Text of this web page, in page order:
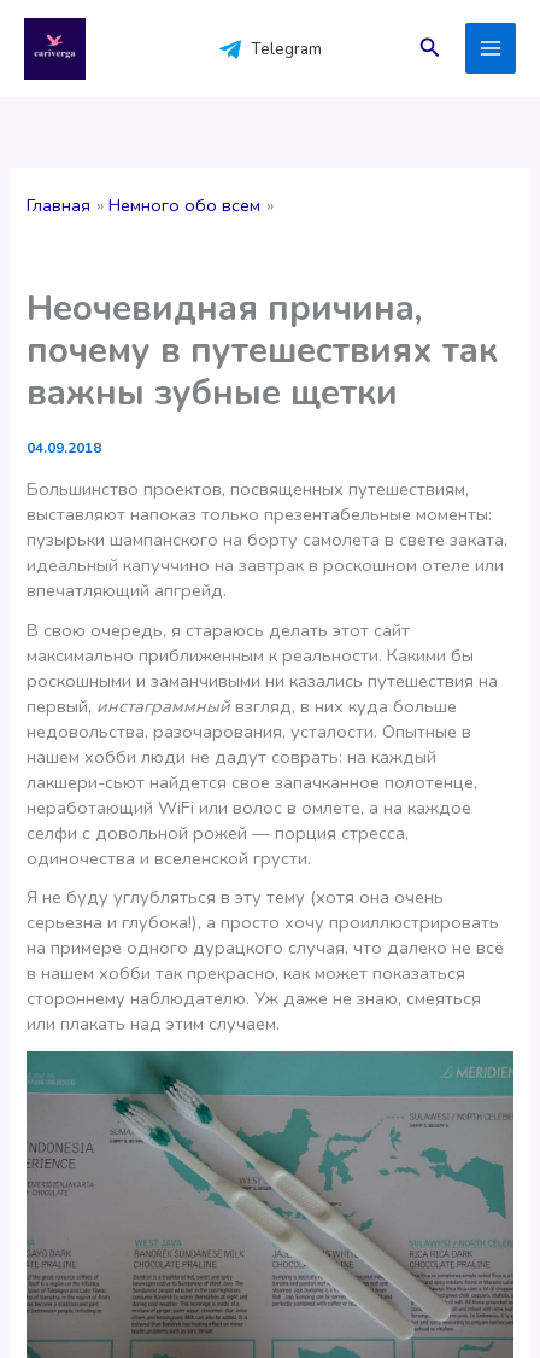
содержимому
Telegram Поиск
Главная Немного обо всем
Неочевидная причина,
почему в путешествиях так
важны зубные щетки
04.09.2018
Большинство проектов, посвященных путешествиям,
выставляют напоказ только презентабельные моменты:
пузырьки шампанского на борту самолета в свете заката,
идеальный капуччино на завтрак в роскошном отеле или
впечатляющий апгрейд.
В свою очередь, я стараюсь делать этот сайт
максимально приближенным к реальности. Какими бы
роскошными и заманчивыми ни казались путешествия на
первый, инстаграммный взгляд, в них куда больше
недовольства, разочарования, усталости. Опытные в
нашем хобби люди не дадут соврать: на каждый
лакшери-сьют найдется свое запачканное полотенце,
неработающий WiFi или волос в омлете, а на каждое
селфи с довольной рожей — порция стресса,
одиночества и вселенской грусти.
Я не буду углубляться в эту тему (хотя она очень
серьезна и глубока!), а просто хочу проиллюстрировать
на примере одного дурацкого случая, что далеко не всё
в нашем хобби так прекрасно, как может показаться
стороннему наблюдателю. Уж даже не знаю, смеяться
или плакать над этим случаем.